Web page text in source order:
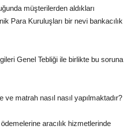
müşterilerden aldıkları
Para Kuruluşları bir nevi bankacılık
Genel Tebliği ile birlikte bu soruna
matrah nasıl nasıl yapılmaktadır?
aracılık hizmetlerinde